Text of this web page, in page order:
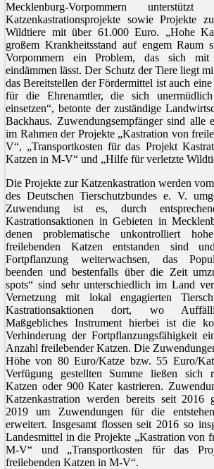
Mecklenburg-Vorpommern
Katzenkastrationsprojekte sowie Projekte
Wildtiere mit über 61.000 Euro. „Hohe
großem Krankheitsstand auf engem Raum
Vorpommern ein Problem, das sich mit
eindämmen lässt. Der Schutz der Tiere liegt
das Bereitstellen der Fördermittel ist auch
für die Ehrenamtler, die sich
einsetzen“, betonte der zuständige
Backhaus. Zuwendungsempfänger sind alle
im Rahmen der Projekte „Kastration von
V“, „Transportkosten für das Projekt
Katzen in M-V“ und „Hilfe für verletzte
Die Projekte zur Katzenkastration werden
des Deutschen Tierschutzbundes e. V.
Zuwendung ist es, durch
Kastrationsaktionen in Gebieten in
denen problematische unkontrolliert
freilebenden Katzen entstanden sind
Fortpflanzung weiterwachsen, das
beenden und bestenfalls über die Zeit
spots“ sind sehr unterschiedlich im Land
Vernetzung mit lokal engagierten
Kastrationsaktionen dort, wo
Maßgebliches Instrument hierbei ist die
Verhinderung der Fortpflanzungsfähigkeit
Anzahl freilebender Katzen. Die
Höhe von 80 Euro/Katze bzw. 55 Euro/
Verfügung gestellten Summe ließen sich
Katzen oder 900 Kater kastrieren.
Katzenkastration werden bereits seit 2016
2019 um Zuwendungen für die
erweitert. Insgesamt flossen seit 2016 so
Landesmittel in die Projekte „Kastration von
M-V“ und „Transportkosten für das
freilebenden Katzen in M-V“.